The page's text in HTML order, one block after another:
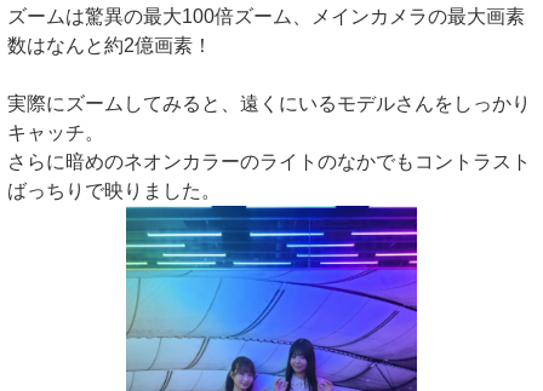
ズームは驚異の最大100倍ズーム、メインカメラの最大画素
数はなんと約2億画素！
実際にズームしてみると、遠くにいるモデルさんをしっかり
キャッチ。
さらに暗めのネオンカラーのライトのなかでもコントラスト
ばっちりで映りました。